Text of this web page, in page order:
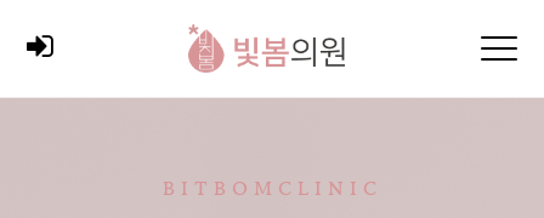
BITBOMCLINIC